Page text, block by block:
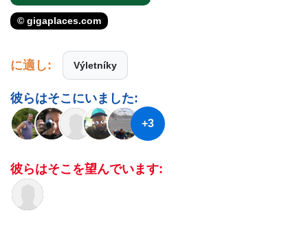
© gigaplaces.com
に適し: Výletníky
彼らはそこにいました:
+3
彼らはそこを望んでいます: